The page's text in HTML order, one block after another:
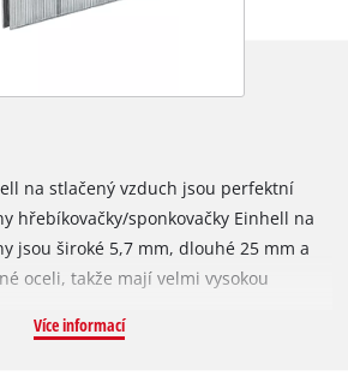
na stlačený vzduch jsou perfektní
hřebíkovačky/sponkovačky Einhell na
jsou široké 5,7 mm, dlouhé 25 mm a
oceli, takže mají velmi vysokou
například upevnění drátů nebo
Více informací